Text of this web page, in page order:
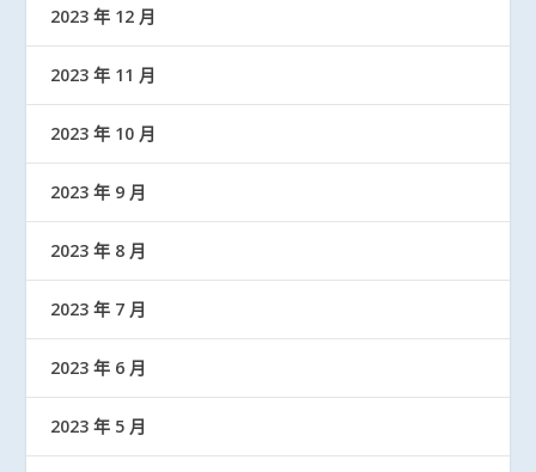
2023 年 12 月
2023 年 11 月
2023 年 10 月
2023 年 9 月
2023 年 8 月
2023 年 7 月
2023 年 6 月
2023 年 5 月